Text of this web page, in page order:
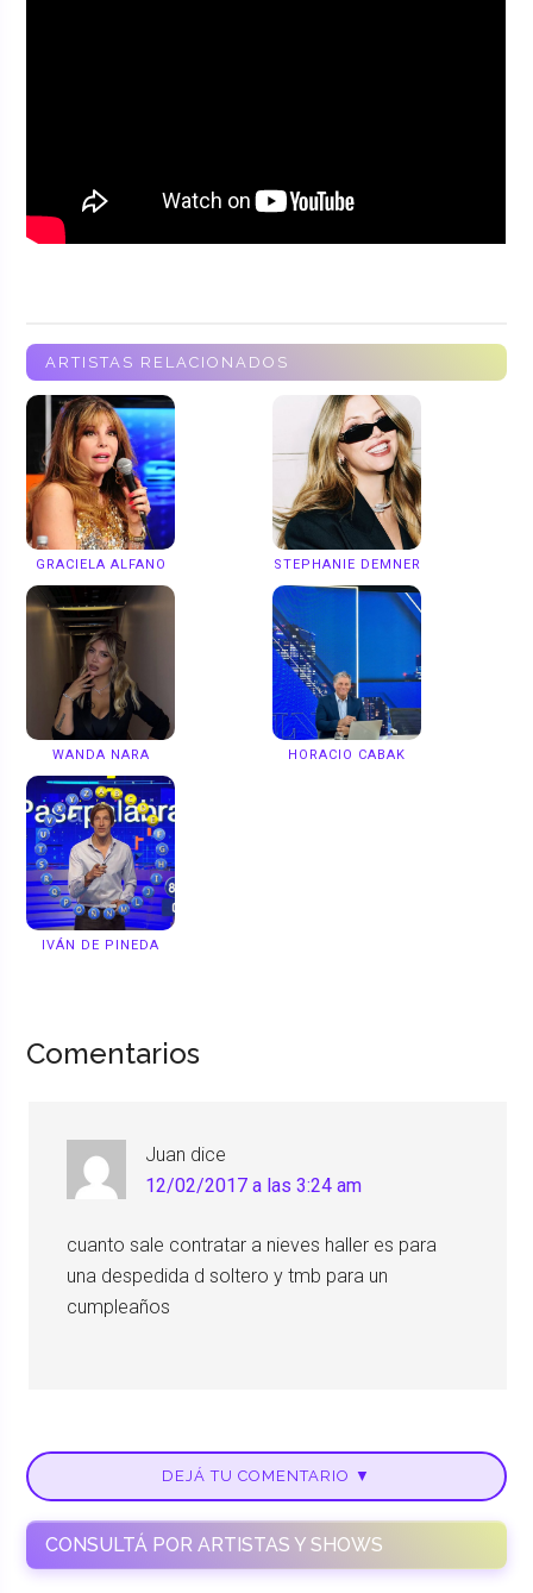
ARTISTAS RELACIONADOS
GRACIELA ALFANO STEPHANIE DEMNER
WANDA NARA HORACIO CABAK
IVÁN DE PINEDA
Comentarios
Juan dice
12/02/2017 a las 3:24 am
cuanto sale contratar a nieves haller es para
una despedida d soltero y tmb para un
cumpleaños
DEJÁ TU COMENTARIO ▼
CONSULTÁ POR ARTISTAS Y SHOWS